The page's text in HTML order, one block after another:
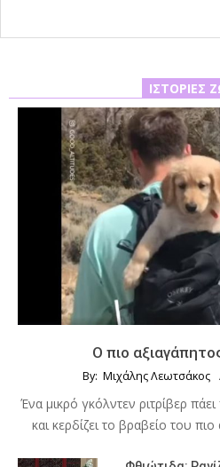
ΙΣΤΟΡΊΕΣ
Ο πιο
By: Μιχάλης Λεωτσάκος
Ένα μικρό γκόλντεν ριτρίβερ
και κερδίζει το βραβείο του